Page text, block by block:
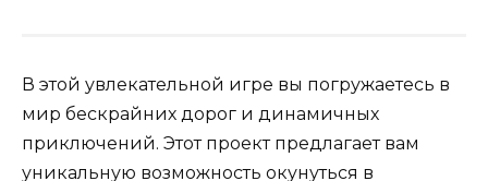
В этой увлекательной игре вы погружаетесь в
мир бескрайних дорог и динамичных
приключений. Этот проект предлагает вам
уникальную возможность окунуться в